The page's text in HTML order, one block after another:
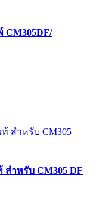
CM305DF/
สำหรับ CM305 DF